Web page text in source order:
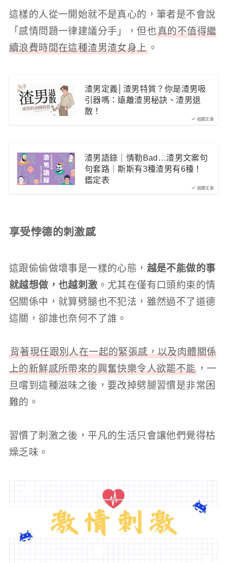
這樣的人從一開始就不是真心的，筆者是不會說
「感情問題一律建議分手」，但也真的不值得繼
續浪費時間在這種渣男渣女身上。
相關文章
渣男定義│渣男特質？你是渣男吸
引器嗎：遠離渣男秘訣、渣男退
散！
相關文章
渣男語錄｜情勒Bad…渣男文案句
句套路｜斯斯有3種渣男有6種！
鑑定表
享受悖德的刺激感
這跟偷偷做壞事是一樣的心態， 越是不能做的事
就越想做，也越刺激 。尤其在僅有口頭約束的情
侶關係中，就算劈腿也不犯法，雖然過不了道德
這關，卻誰也奈何不了誰。
背著現任跟別人在一起的緊張感，以及肉體關係
上的新鮮感所帶來的興奮快樂令人欲罷不能，一
旦嚐到這種滋味之後，要改掉劈腿習慣是非常困
難的。
習慣了刺激之後，平凡的生活只會讓他們覺得枯
燥乏味。